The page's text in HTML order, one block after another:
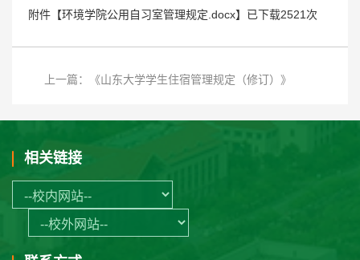
附件【环境学院公用自习室管理规定.docx】已下载2521 次
上一篇：《山东大学学生住宿管理规定（修订）》
相关链接